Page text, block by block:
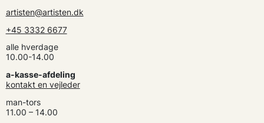
artisten@artisten.dk
+45 3332 6677
alle hverdage
10.00-14.00
a-kasse-afdeling
kontakt en vejleder
man-tors
11.00 – 14.00